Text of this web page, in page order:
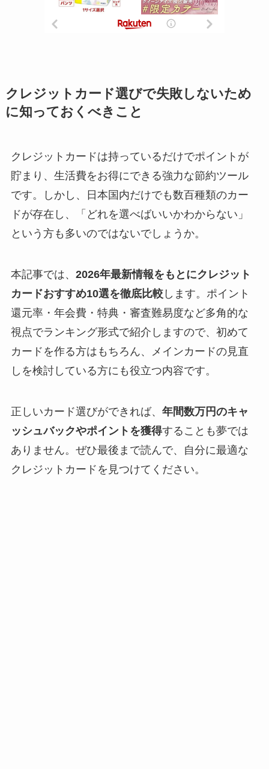
クレジットカード選びで失敗しないため
に知っておくべきこと
クレジットカードは持っているだけでポイントが
貯まり、生活費をお得にできる強力な節約ツール
です。しかし、日本国内だけでも数百種類のカー
ドが存在し、「どれを選べばいいかわからない」
という方も多いのではないでしょうか。
本記事では、 2026年最新情報をもとにクレジット
カードおすすめ10選を徹底比較します。ポイント
還元率・年会費・特典・審査難易度など多角的な
視点でランキング形式で紹介しますので、初めて
カードを作る方はもちろん、メインカードの見直
しを検討している方にも役立つ内容です。
正しいカード選びができれば、 年間数万円のキャ
ッシュバックやポイントを獲得することも夢では
ありません。ぜひ最後まで読んで、自分に最適な
クレジットカードを見つけてください。